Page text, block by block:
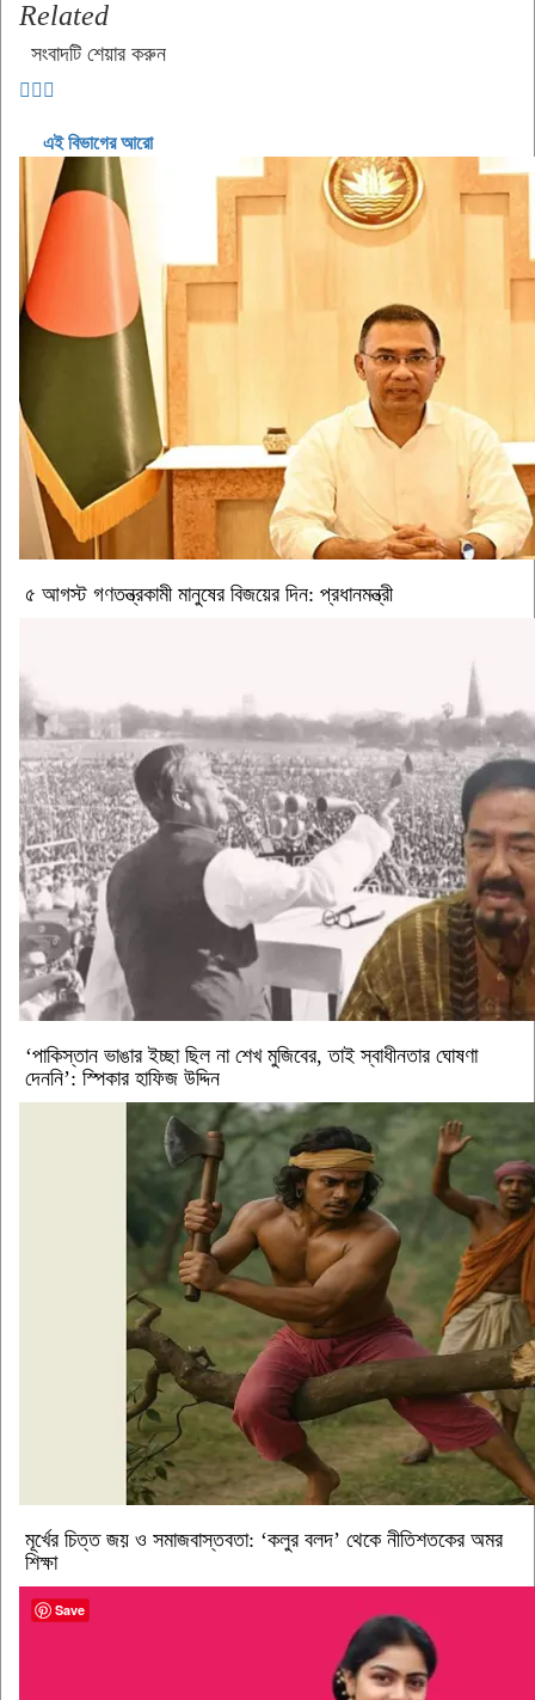
Related
সংবাদটি শেয়ার করুন
এই বিভাগের আরো
৫ আগস্ট গণতন্ত্রকামী মানুষের বিজয়ের দিন: প্রধানমন্ত্রী
‘পাকিস্তান ভাঙার ইচ্ছা ছিল না শেখ মুজিবের, তাই স্বাধীনতার ঘোষণা
দেননি’: স্পিকার হাফিজ উদ্দিন
মূর্খের চিত্ত জয় ও সমাজবাস্তবতা: ‘কলুর বলদ’ থেকে নীতিশতকের অমর
শিক্ষা
Save